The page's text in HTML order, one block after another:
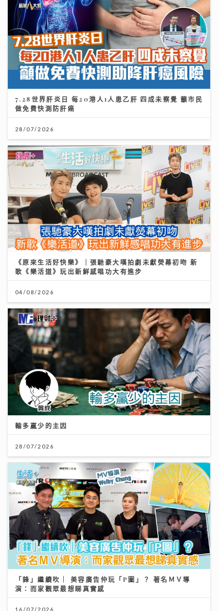
7.28世界肝炎日 每20港人1人患乙肝 四成未察覺 籲市民
做免費快測防肝癌
28/07/2026
《原來生活好快樂》｜張馳豪大嘆拍劇未獻熒幕初吻 新
歌《樂活道》玩出新鮮感唱功大有進步
04/08/2026
輸多贏少的主因
28/07/2026
「鋒」繼續吹 | 美容廣告仲玩「P圖」？ 著名ＭＶ導
演：而家觀眾最想睇真實感
16/07/2026